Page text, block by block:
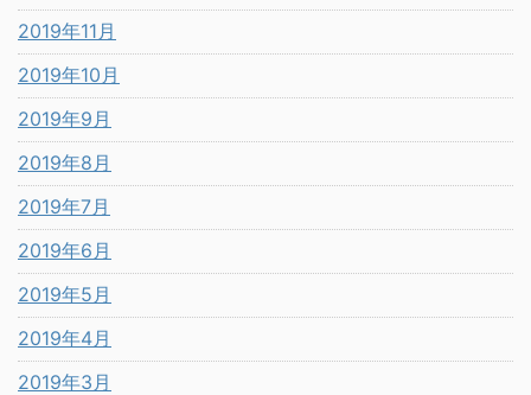
2019年11月
2019年10月
2019年9月
2019年8月
2019年7月
2019年6月
2019年5月
2019年4月
2019年3月